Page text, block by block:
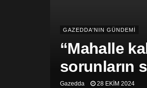
GAZEDDA'NIN GÜNDEMİ
“Mahalle
sorunların
Gazedda 28 EKIM 2024